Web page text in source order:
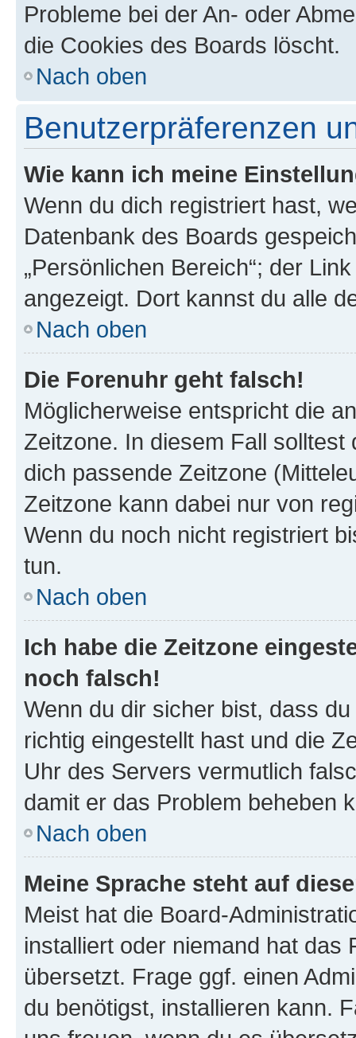
Probleme bei der An- oder
die Cookies des Boards löscht.
Nach oben
Benutzerpräferenzen
Wie kann ich meine
Wenn du dich registriert hast,
Datenbank des Boards
„Persönlichen Bereich“; der
angezeigt. Dort kannst du alle
Nach oben
Die Forenuhr geht falsch!
Möglicherweise entspricht die
Zeitzone. In diesem Fall solltest
dich passende Zeitzone
Zeitzone kann dabei nur von
Wenn du noch nicht registriert
tun.
Nach oben
Ich habe die Zeitzone
noch falsch!
Wenn du dir sicher bist, dass
richtig eingestellt hast und die
Uhr des Servers vermutlich
damit er das Problem beheben
Nach oben
Meine Sprache steht auf
Meist hat die Board-
installiert oder niemand hat das
übersetzt. Frage ggf. einen
du benötigst, installieren kann.